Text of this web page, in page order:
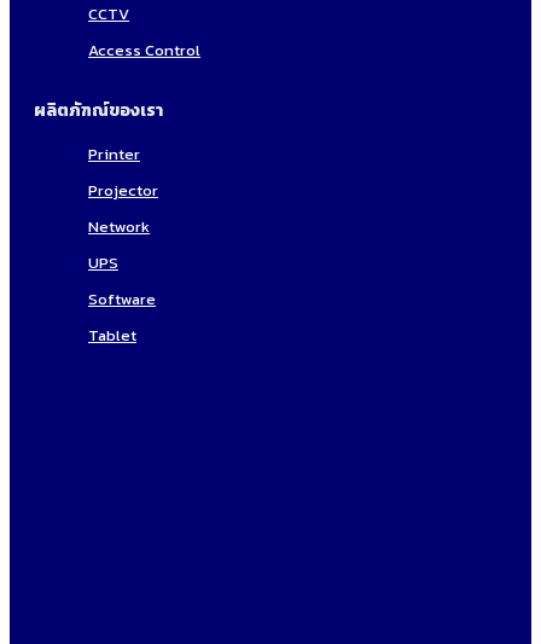
CCTV
Access Control
ผลิตภัฑณ์ของเรา
Printer
Projector
Network
UPS
Software
Tablet